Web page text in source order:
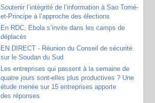
Soutenir l’intégrité de l’information à Sao Tomé-
et-Principe à l’approche des élections
En RDC, Ebola s’invite dans les camps de
déplacés
EN DIRECT - Réunion du Conseil de sécurité
sur le Soudan du Sud
Les entreprises qui passent à la semaine de
quatre jours sont-elles plus productives ? Une
étude menée sur 15 entreprises apporte
des réponses